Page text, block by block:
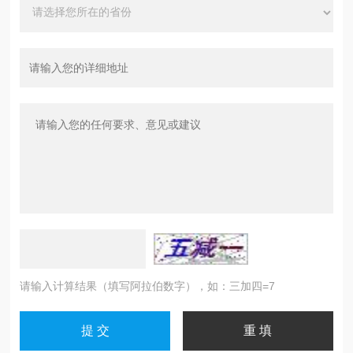
请输入计算结果（填写阿拉伯数字），如：三加四=7